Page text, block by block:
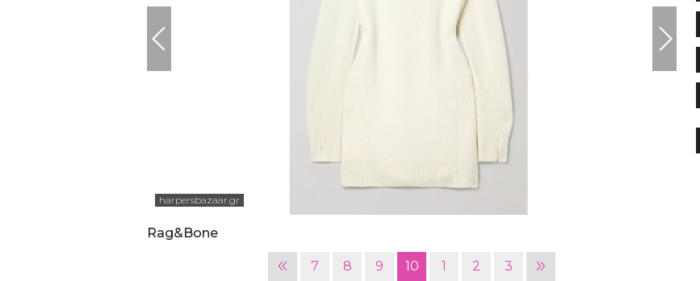
harpersbazaar.gr
Rag&Bone
« 7 8 9 10 1 2 3 »